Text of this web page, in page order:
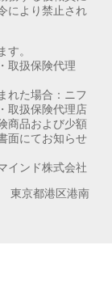
により禁止され
。
取扱保険代理
れた場合：ニフ
取扱保険代理店
商品および少額
面にてお知らせ
インド株式会社
東京都港区港南